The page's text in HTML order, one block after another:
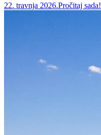
22. travnja 2026.Pročitaj sada!